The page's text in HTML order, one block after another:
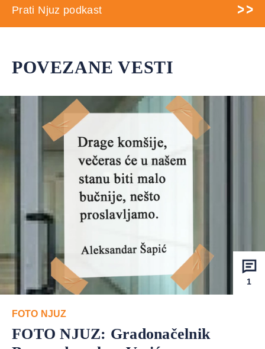
Prati Njuz podkast
POVEZANE VESTI
1
FOTO NJUZ
FOTO NJUZ: Gradonačelnik